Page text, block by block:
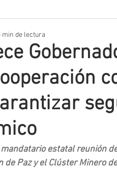
min de lectura
mandatario estatal reunión
de Paz y el Clúster Minero